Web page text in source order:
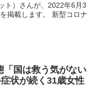
ト）さんが、2022年6月3
掲載します。 新型コロナ
「国は救う気がない
状が続く31歳女性